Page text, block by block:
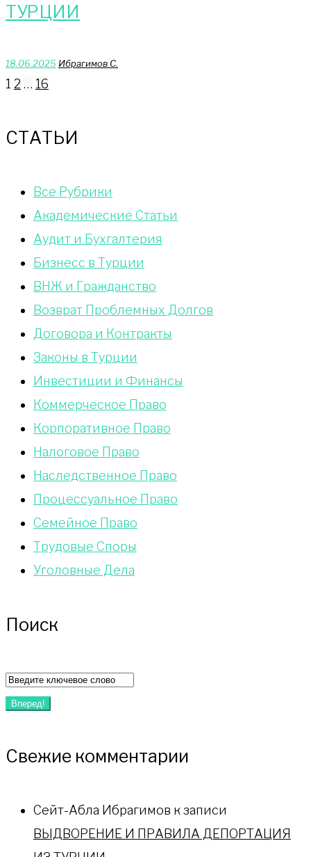
ТУРЦИИ
18.06.2025 Ибрагимов С.
Пагинация
записей
1 2 … 16
СТАТЬИ
Bce Pyбрики
Академические Статьи
Аудит и Бухгалтерия
Бизнесс в Турции
ВНЖ и Гражданство
Возврат Проблемных Долгов
Договора и Контракты
Законы в Турции
Инвестиции и Финансы
Коммерческое Право
Корпоративное Право
Налоговое Право
Наследственное Право
Процессуальное Право
Сeмейное Право
Трудовые Споры
Уголовные Дела
Поиск
Искать:
Вперед!
Свежие комментарии
Сейт-Абла Ибрагимов к записи
ВЫДВОРЕНИЕ И ПРАВИЛА ДЕПОРТАЦИЯ